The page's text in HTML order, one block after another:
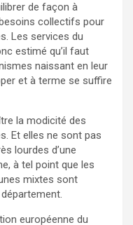
de façon à
collectifs pour
Les services du
estimé qu’il faut
naissant en leur
et à terme se suffire
la modicité des
Et elles ne sont pas
lourdes d’une
à tel point que les
mixtes sont
européenne du